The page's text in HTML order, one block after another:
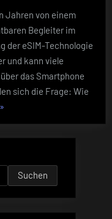
du
vor
der
musst
Jahren von einem
Begleiter im
der eSIM-Technologie
und kann viele
das Smartphone
sich die Frage: Wie
„Smartwatch
vor
»
Suchen